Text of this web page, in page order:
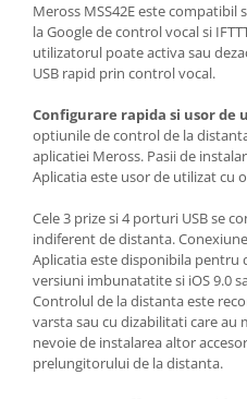
Meross MSS42Eeste compatibil
la Google de control vocal si
utilizatorul poate activa sau
USB rapid prin control vocal.
Configurare rapida si usor de
optiunile de control de la
aplicatiei Meross. Pasii de
Aplicatia este usor de utilizat cu
Cele 3 prize si 4 porturi USB se
indiferent de distanta.
Aplicatia este disponibila pentru
versiuni imbunatatite si iOS 9.0
Controlul de la distanta este
varsta sau cu dizabilitati care au
nevoie de instalarea altor
prelungitorului de la distanta.